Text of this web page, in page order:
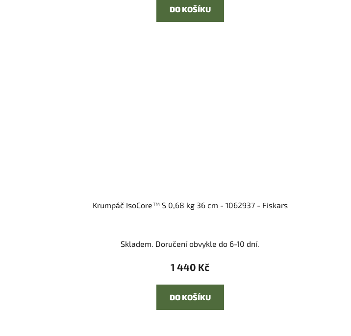
DO KOŠÍKU
Krumpáč IsoCore™ S 0,68 kg 36 cm - 1062937 - Fiskars
Skladem. Doručení obvykle do 6-10 dní.
1 440 Kč
DO KOŠÍKU